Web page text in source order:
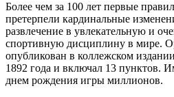
Более чем за 100 лет первые
претерпели кардинальные
развлечение в увлекательную и
спортивную дисциплину в мире.
опубликован в коллежском
1892 года и включал 13 пунктов.
днем рождения игры миллионов.